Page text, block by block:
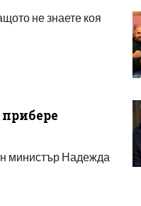
не знаете коя
министър Надежда